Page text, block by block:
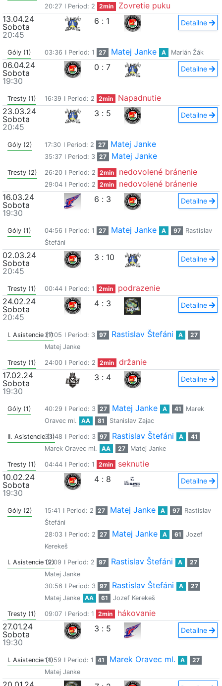
20:27 I Period: 2 2min
Zovretie puku
13.04.24
Sobota
20:45
6 : 1 Detailne
Góly (1) 03:36 I Period: 1 27 Matej Janke A Marián Žák
06.04.24
Sobota
19:30
0 : 7 Detailne
Tresty (1) 16:39 I Period: 2 2min
Napadnutie
23.03.24
Sobota
20:45
3 : 5 Detailne
Góly (2) 17:30 I Period: 2 27 Matej Janke
35:37 I Period: 3 27 Matej Janke
Tresty (2) 26:20 I Period: 2 2min nedovolené bránenie
29:04 I Period: 2 2min
nedovolené bránenie
16.03.24
Sobota
19:30
6 : 3 Detailne
Góly (1) 04:56 I Period: 1 27 Matej Janke A 97
Rastislav
Štefáni
02.03.24
Sobota
20:45
3 : 10 Detailne
Tresty (1) 00:44 I Period: 1 2min
podrazenie
24.02.24
Sobota
20:45
4 : 3 Detailne
I. Asistencie (1)37:05 I Period: 3 97 Rastislav Štefáni A
27
Matej Janke
Tresty (1) 24:00 I Period: 2 2min
držanie
17.02.24
Sobota
19:30
3 : 4 Detailne
Góly (1) 40:29 I Period: 3 27 Matej Janke A 41
Marek
Oravec ml.
AA 81 Stanislav Zajac
II. Asistencie (1)
33:48 I Period: 3 97 Rastislav Štefáni A
41
Marek Oravec ml.
AA 27 Matej Janke
Tresty (1) 04:44 I Period: 1 2min
seknutie
10.02.24
Sobota
19:30
4 : 8 Detailne
Góly (2) 15:41 I Period: 2 27 Matej Janke A 97
Rastislav
Štefáni
28:03 I Period: 2 27 Matej Janke A 61
Jozef
Kerekeš
I. Asistencie (2)
19:09 I Period: 2 97 Rastislav Štefáni A
27
Matej Janke
30:56 I Period: 3 97 Rastislav Štefáni A
27
Matej Janke
AA 61 Jozef Kerekeš
Tresty (1) 09:07 I Period: 1 2min
hákovanie
27.01.24
Sobota
19:30
3 : 5 Detailne
I. Asistencie (1)14:59 I Period: 1 41 Marek Oravec ml. A
27
Matej Janke